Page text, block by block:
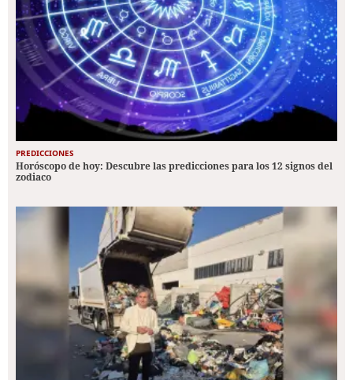
PREDICCIONES
Horóscopo de hoy: Descubre las predicciones para los 12 signos del
zodiaco